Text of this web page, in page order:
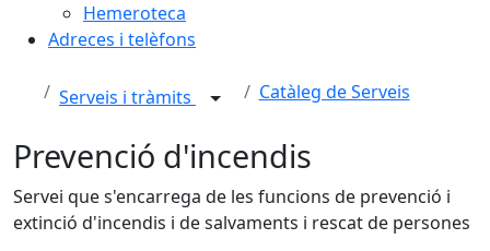
Hemeroteca
Adreces i telèfons
Serveis i tràmits Catàleg de Serveis
Prevenció d'incendis
Servei que s'encarrega de les funcions de prevenció i
extinció d'incendis i de salvaments i rescat de persones